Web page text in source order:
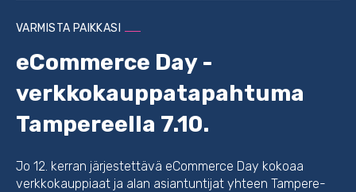
VARMISTA PAIKKASI
eCommerce Day -
verkkokauppatapahtuma
Tampereella 7.10.
Jo 12. kerran järjestettävä eCommerce Day kokoaa
verkkokauppiaat ja alan asiantuntijat yhteen Tampere-